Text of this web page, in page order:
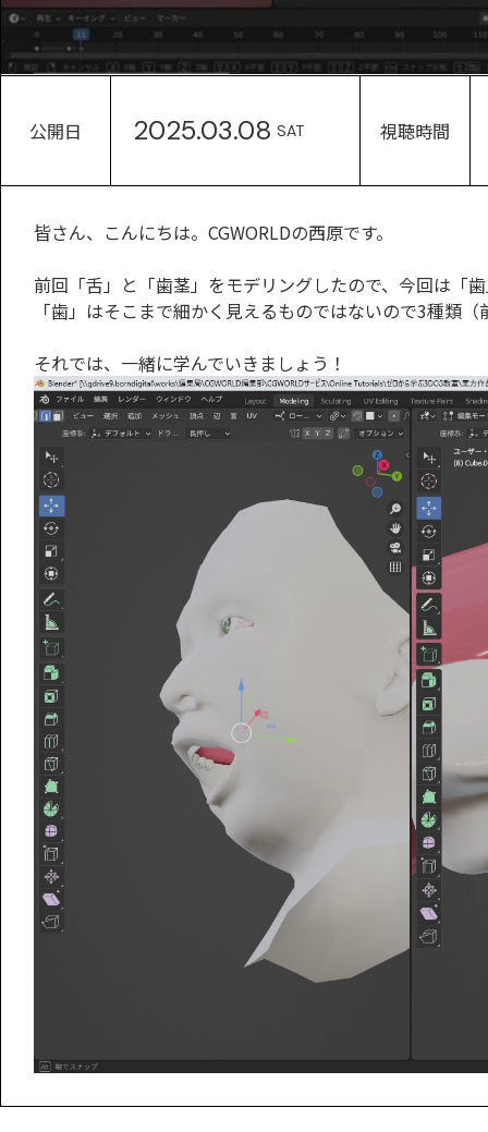
公開日 2025.03.08 SAT 視聴時間
皆さん、こんにちは。CGWORLDの西原です。
前回「舌」と「歯茎」をモデリングしたので、今回は「
「歯」はそこまで細かく見えるものではないので3種類
それでは、一緒に学んでいきましょう！